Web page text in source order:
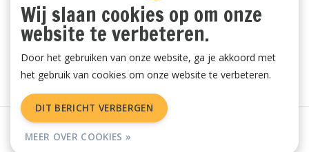
Algemene voorwaarden | Privacy Policy
Wij slaan cookies op om onze
website te verbeteren.
Door het gebruiken van onze website, ga je akkoord met
het gebruik van cookies om onze website te verbeteren.
DIT BERICHT VERBERGEN
MEER OVER COOKIES »